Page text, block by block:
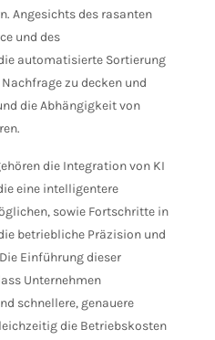
Angesichts des rasanten
und des
automatisierte Sortierung
zu decken und
die Abhängigkeit von
die Integration von KI
eine intelligentere
sowie Fortschritte in
betriebliche Präzision und
Einführung dieser
Unternehmen
schnellere, genauere
die Betriebskosten